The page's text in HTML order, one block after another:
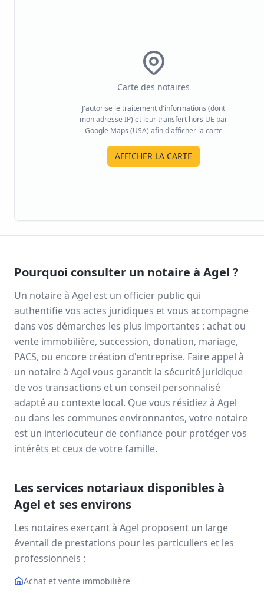
Carte des notaires
J'autorise le traitement d'informations (dont
mon adresse IP) et leur transfert hors UE par
Google Maps (USA) afin d'afficher la carte
AFFICHER LA CARTE
Pourquoi consulter un notaire à Agel ?
Un notaire à Agel est un officier public qui
authentifie vos actes juridiques et vous accompagne
dans vos démarches les plus importantes : achat ou
vente immobilière, succession, donation, mariage,
PACS, ou encore création d'entreprise. Faire appel à
un notaire à Agel vous garantit la sécurité juridique
de vos transactions et un conseil personnalisé
adapté au contexte local. Que vous résidiez à Agel
ou dans les communes environnantes, votre notaire
est un interlocuteur de confiance pour protéger vos
intérêts et ceux de votre famille.
Les services notariaux disponibles à
Agel et ses environs
Les notaires exerçant à Agel proposent un large
éventail de prestations pour les particuliers et les
professionnels :
Achat et vente immobilière